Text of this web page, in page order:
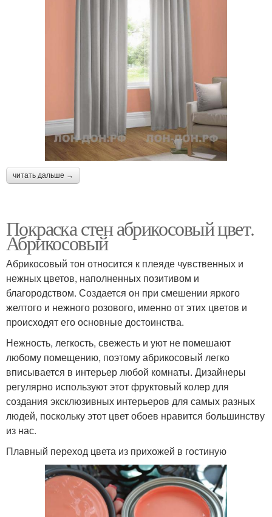
читать дальше →
Покраска стен абрикосовый цвет.
Абрикосовый
Абрикосовый тон относится к плеяде чувственных и
нежных цветов, наполненных позитивом и
благородством. Создается он при смешении яркого
желтого и нежного розового, именно от этих цветов и
происходят его основные достоинства.
Нежность, легкость, свежесть и уют не помешают
любому помещению, поэтому абрикосовый легко
вписывается в интерьер любой комнаты. Дизайнеры
регулярно используют этот фруктовый колер для
создания эксклюзивных интерьеров для самых разных
людей, поскольку этот цвет обоев нравится большинству
из нас.
Плавный переход цвета из прихожей в гостиную